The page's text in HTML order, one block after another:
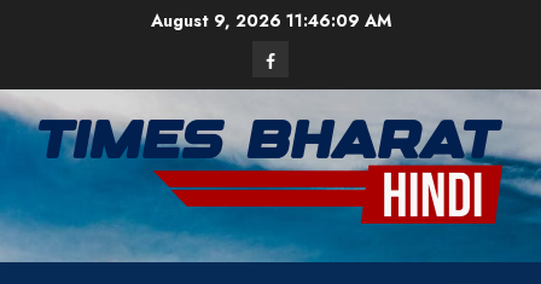
August 9, 2026 11:46:09 AM
Facebook